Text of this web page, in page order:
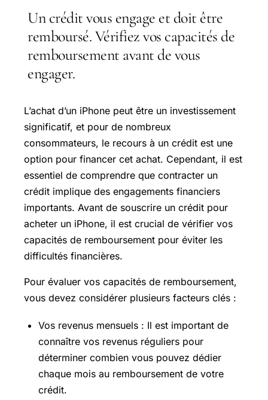
Un crédit vous engage et doit être
remboursé. Vérifiez vos capacités de
remboursement avant de vous
engager.
L’achat d’un iPhone peut être un investissement
significatif, et pour de nombreux
consommateurs, le recours à un crédit est une
option pour financer cet achat. Cependant, il est
essentiel de comprendre que contracter un
crédit implique des engagements financiers
importants. Avant de souscrire un crédit pour
acheter un iPhone, il est crucial de vérifier vos
capacités de remboursement pour éviter les
difficultés financières.
Pour évaluer vos capacités de remboursement,
vous devez considérer plusieurs facteurs clés :
Vos revenus mensuels : Il est important de
connaître vos revenus réguliers pour
déterminer combien vous pouvez dédier
chaque mois au remboursement de votre
crédit.